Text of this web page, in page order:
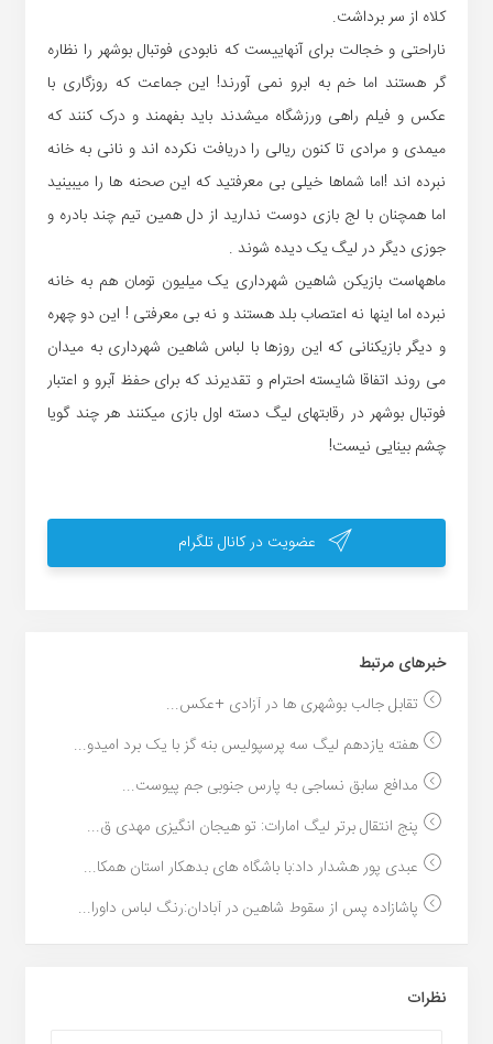
کلاه از سر برداشت.
ناراحتی و خجالت برای آنهاییست که نابودی فوتبال بوشهر را نظاره
گر هستند اما خم به ابرو نمی آورند! این جماعت که روزگاری با
عکس و فیلم راهی ورزشگاه میشدند باید بفهمند و درک کنند که
میمدی و مرادی تا کنون ریالی را دریافت نکرده اند و نانی به خانه
نبرده اند !اما شماها خیلی بی معرفتید که این صحنه ها را میبینید
اما همچنان با لج بازی دوست ندارید از دل همین تیم چند بادره و
جوزی دیگر در لیگ یک دیده شوند .
ماههاست بازیکن شاهین شهرداری یک میلیون تومان هم به خانه
نبرده اما اینها نه اعتصاب بلد هستند و نه بی معرفتی ! این دو چهره
و دیگر بازیکنانی که این روزها با لباس شاهین شهرداری به میدان
می روند اتفاقا شایسته احترام و تقدیرند که برای حفظ آبرو و اعتبار
فوتبال بوشهر در رقابتهای لیگ دسته اول بازی میکنند هر چند گویا
چشم بینایی نیست!
عضویت در کانال تلگرام
خبر‌های مرتبط
تقابل جالب بوشهری ها در آزادی +عکس...
هفته یازدهم لیگ سه پرسپولیس بنه گز با یک برد امیدو...
مدافع سابق نساجی به پارس جنوبی جم پیوست...
پنج انتقال برتر لیگ امارات: تو هیجان انگیزی مهدی ق...
عبدی پور هشدار داد:با باشگاه های بدهکار استان همکا...
پاشازاده پس از سقوط شاهین در آبادان:رنگ لباس داورا...
نظرات